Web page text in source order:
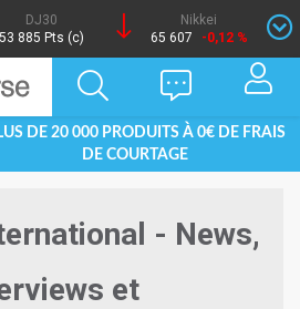
DJ30
53 885 Pts (c)
Nikkei
65 607
-0,12 %
DE 20 000 PRODUITS À 0€ DE FRAIS
DE COURTAGE
- News,
et